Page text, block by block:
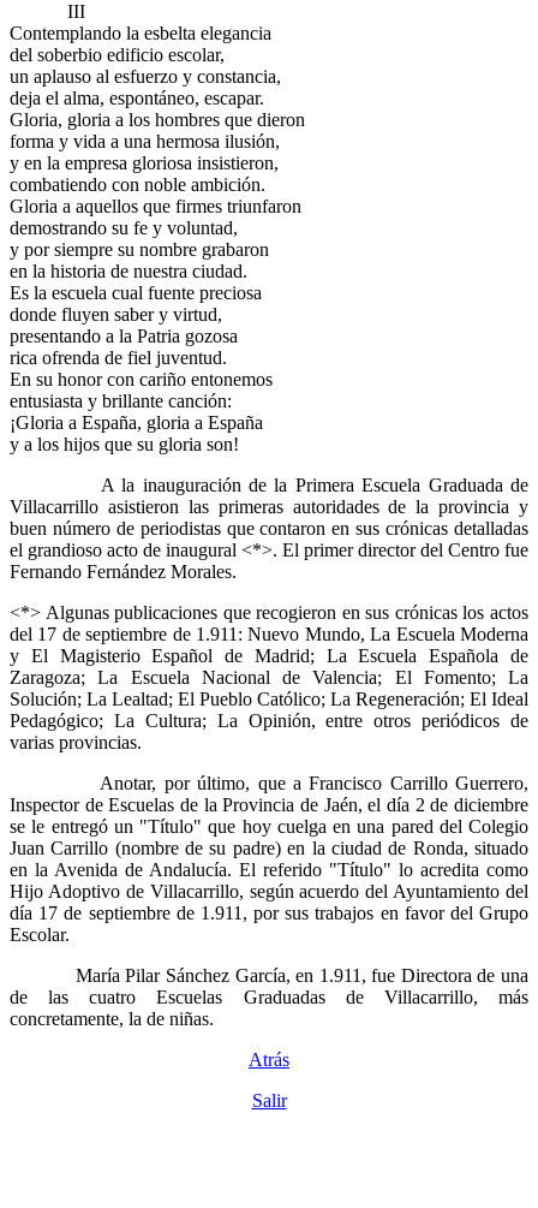
III
Contemplando la esbelta elegancia
del soberbio edificio escolar,
un aplauso al esfuerzo y constancia,
deja el alma, espontáneo, escapar.
Gloria, gloria a los hombres que dieron
forma y vida a una hermosa ilusión,
y en la empresa gloriosa insistieron,
combatiendo con noble ambición.
Gloria a aquellos que firmes triunfaron
demostrando su fe y voluntad,
y por siempre su nombre grabaron
en la historia de nuestra ciudad.
Es la escuela cual fuente preciosa
donde fluyen saber y virtud,
presentando a la Patria gozosa
rica ofrenda de fiel juventud.
En su honor con cariño entonemos
entusiasta y brillante canción:
¡Gloria a España, gloria a España
y a los hijos que su gloria son!
A la inauguración de la Primera Escuela Graduada de
Villacarrillo asistieron las primeras autoridades de la provincia y
buen número de periodistas que contaron en sus crónicas detalladas
el grandioso acto de inaugural <*>. El primer director del Centro fue
Fernando Fernández Morales.
<*> Algunas publicaciones que recogieron en sus crónicas los actos
del 17 de septiembre de 1.911: Nuevo Mundo, La Escuela Moderna
y El Magisterio Español de Madrid; La Escuela Española de
Zaragoza; La Escuela Nacional de Valencia; El Fomento; La
Solución; La Lealtad; El Pueblo Católico; La Regeneración; El Ideal
Pedagógico; La Cultura; La Opinión, entre otros periódicos de
varias provincias.
Anotar, por último, que a Francisco Carrillo Guerrero,
Inspector de Escuelas de la Provincia de Jaén, el día 2 de diciembre
se le entregó un "Título" que hoy cuelga en una pared del Colegio
Juan Carrillo (nombre de su padre) en la ciudad de Ronda, situado
en la Avenida de Andalucía. El referido "Título" lo acredita como
Hijo Adoptivo de Villacarrillo, según acuerdo del Ayuntamiento del
día 17 de septiembre de 1.911, por sus trabajos en favor del Grupo
Escolar.
María Pilar Sánchez García, en 1.911, fue Directora de una
de las cuatro Escuelas Graduadas de Villacarrillo, más
concretamente, la de niñas.
Atrás
Salir